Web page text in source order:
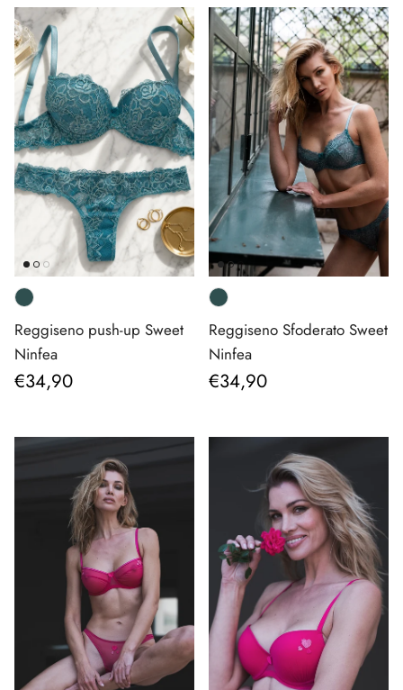
Reggiseno push-up Sweet
Ninfea
Prezzo normale
€34,90
Reggiseno Sfoderato Sweet
Ninfea
Prezzo normale
€34,90